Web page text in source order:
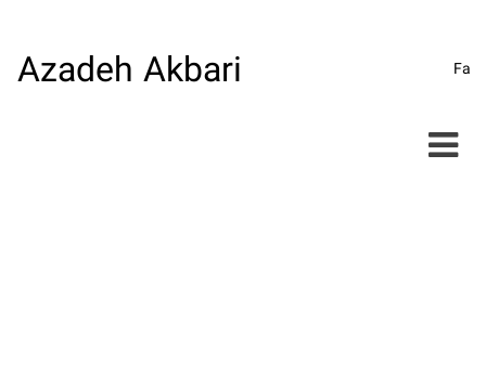
Azadeh Akbari Fa